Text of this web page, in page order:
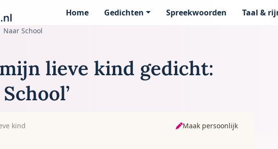
de homepage
Home Gedichten Spreekwoorden Taal &
Naar School
lieve kind gedicht:
kind Maak persoonlijk